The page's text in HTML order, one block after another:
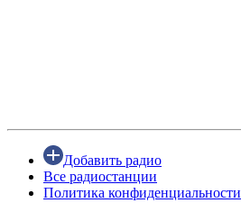
Добавить радио
Все радиостанции
Политика конфиденциальности